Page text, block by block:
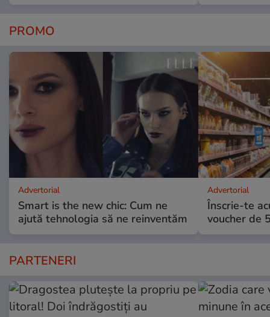
PROMO
Advertorial
Smart is the new chic: Cum ne
ajută tehnologia să ne reinventăm
Advertorial
Înscrie-te
voucher de
PARTENERI